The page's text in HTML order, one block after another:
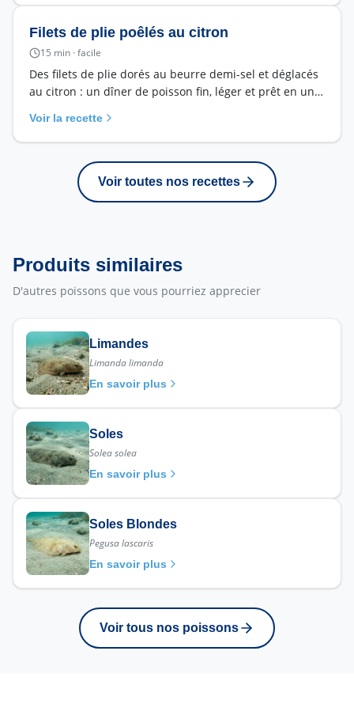
Filets de plie poêlés au citron
15 min ·facile
Des filets de plie dorés au beurre demi-sel et déglacés
au citron : un dîner de poisson fin, léger et prêt en un
Voir la recette
Voir toutes nos recettes
Produits similaires
D'autres poissons que vous pourriez apprecier
Limandes
Limanda limanda
En savoir plus
Soles
Solea solea
En savoir plus
Soles Blondes
Pegusa lascaris
En savoir plus
Voir tous nos poissons